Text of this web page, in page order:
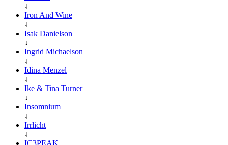
↓
Iron And Wine
↓
Isak Danielson
↓
Ingrid Michaelson
↓
Idina Menzel
↓
Ike & Tina Turner
↓
Insomnium
↓
Irrlicht
↓
IC3PEAK